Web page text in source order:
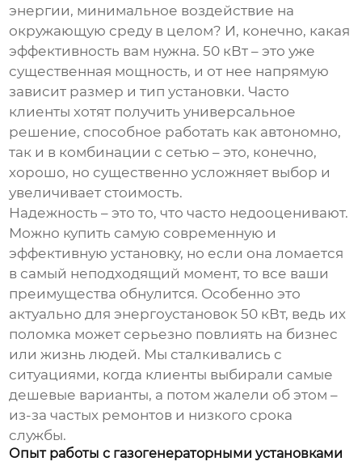
энергии, минимальное воздействие на
окружающую среду в целом? И, конечно, какая
эффективность вам нужна. 50 кВт – это уже
существенная мощность, и от нее напрямую
зависит размер и тип установки. Часто
клиенты хотят получить универсальное
решение, способное работать как автономно,
так и в комбинации с сетью – это, конечно,
хорошо, но существенно усложняет выбор и
увеличивает стоимость.
Надежность – это то, что часто недооценивают.
Можно купить самую современную и
эффективную установку, но если она ломается
в самый неподходящий момент, то все ваши
преимущества обнулится. Особенно это
актуально дляэнергоустановок 50 кВт, ведь их
поломка может серьезно повлиять на бизнес
или жизнь людей. Мы сталкивались с
ситуациями, когда клиенты выбирали самые
дешевые варианты, а потом жалели об этом –
из-за частых ремонтов и низкого срока
службы.
Опыт работы с газогенераторными установками